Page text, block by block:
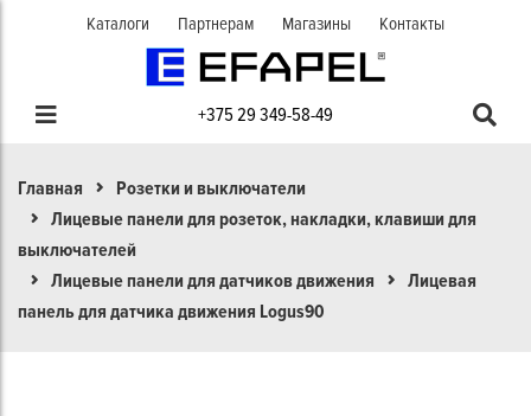
Каталоги Партнерам Магазины Контакты
+375 29 349-58-49
Главная
Розетки и выключатели
Лицевые панели для розеток, накладки, клавиши для
выключателей
Лицевые панели для датчиков движения
Лицевая
панель для датчика движения Logus90